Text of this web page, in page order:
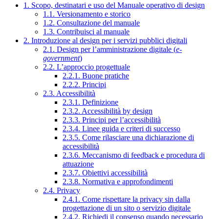
1. Scopo, destinatari e uso del Manuale operativo di design
1.1. Versionamento e storico
1.2. Consultazione del manuale
1.3. Contribuisci al manuale
2. Introduzione al design per i servizi pubblici digitali
2.1. Design per l’amministrazione digitale (e-
government)
2.2. L’approccio progettuale
2.2.1. Buone pratiche
2.2.2. Principi
2.3. Accessibilità
2.3.1. Definizione
2.3.2. Accessibilità by design
2.3.3. Principi per l’accessibilità
2.3.4. Linee guida e criteri di successo
2.3.5. Come rilasciare una dichiarazione di
accessibilità
2.3.6. Meccanismo di feedback e procedura di
attuazione
2.3.7. Obiettivi accessibilità
2.3.8. Normativa e approfondimenti
2.4. Privacy
2.4.1. Come rispettare la privacy sin dalla
progettazione di un sito o servizio digitale
2.4.2. Richiedi il consenso quando necessario